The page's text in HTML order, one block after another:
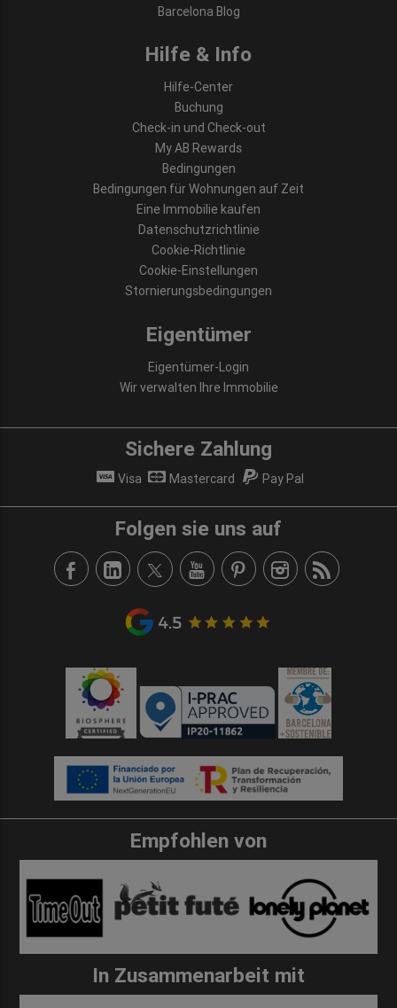
Barcelona Blog
Hilfe & Info
Hilfe-Center
Buchung
Check-in und Check-out
My AB Rewards
Bedingungen
Bedingungen für Wohnungen auf Zeit
Eine Immobilie kaufen
Datenschutzrichtlinie
Cookie-Richtlinie
Cookie-Einstellungen
Stornierungsbedingungen
Eigentümer
Eigentümer-Login
Wir verwalten Ihre Immobilie
Sichere Zahlung
Visa Mastercard Pay Pal
Folgen sie uns auf
Empfohlen von
In Zusammenarbeit mit